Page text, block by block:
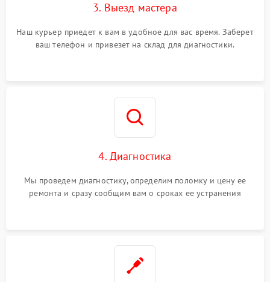
3. Выезд мастера
Наш курьер приедет к вам в удобное для вас время. Заберет
ваш телефон и привезет на склад для диагностики.
4. Диагностика
Мы проведем диагностику, определим поломку и цену ее
ремонта и сразу сообщим вам о сроках ее устранения